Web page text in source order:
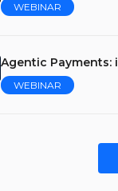
WEBINAR
Agentic
WEBINAR